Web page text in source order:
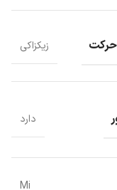
2500 میلی آمپر ساعت می باشد که قدرت
زیکزاکی
دارد
Mi